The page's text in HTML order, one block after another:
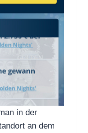
in der
an dem